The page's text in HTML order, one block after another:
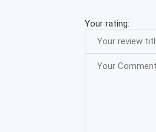
Your rating: